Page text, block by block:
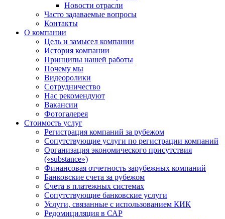
Новости отрасли
Часто задаваемые вопросы
Контакты
О компании
Цель и замысел компании
История компании
Принципы нашей работы
Почему мы
Видеоролики
Сотрудничество
Нас рекомендуют
Вакансии
Фотогалерея
Стоимость услуг
Регистрация компаний за рубежом
Сопутствующие услуги по регистрации компаний
Организация экономического присутствия
(«substance»)
Финансовая отчетность зарубежных компаний
Банковские счета за рубежом
Счета в платежных системах
Сопутствующие банковские услуги
Услуги, связанные с использованием КИК
Редомициляция в САР